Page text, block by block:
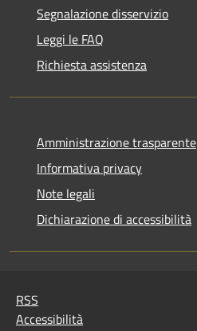
Segnalazione disservizio
Leggi le FAQ
Richiesta assistenza
Amministrazione trasparente
Informativa privacy
Note legali
Dichiarazione di accessibilità
RSS
Accessibilità